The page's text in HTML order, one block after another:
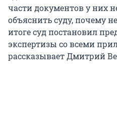
части документов у них
объяснить суду, почему
итоге суд постановил
экспертизы со всеми
рассказывает Дмитрий